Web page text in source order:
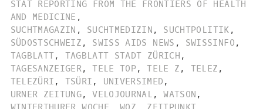
STAT REPORTING FROM THE FRONTIERS OF HEALTH
AND MEDICINE ,
SUCHTMAGAZIN , SUCHTMEDIZIN , SUCHTPOLITIK ,
SÜDOSTSCHWEIZ , SWISS AIDS NEWS , SWISSINFO ,
TAGBLATT, TAGBLATT STADT ZÜRICH ,
TAGESANZEIGER, TELE TOP, TELE Z , TELEZ ,
TELEZÜRI , TSÜRI , UNIVERSIMED ,
URNER ZEITUNG, VELOJOURNAL , WATSON ,